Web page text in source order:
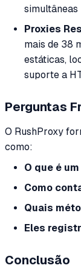
simultâneas
Proxies
mais de 38
estáticas,
suporte a
Perguntas
O RushProxy
como:
O que é
Como
Quais
Eles
Conclusão